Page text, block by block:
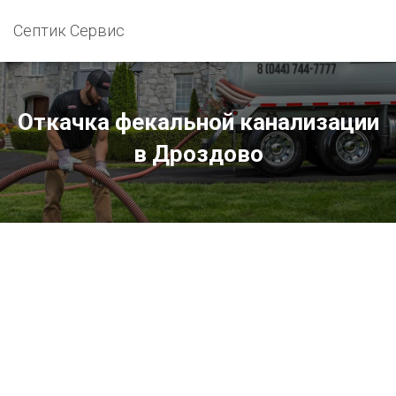
Септик Сервис
Откачка фекальной канализации
в Дроздово